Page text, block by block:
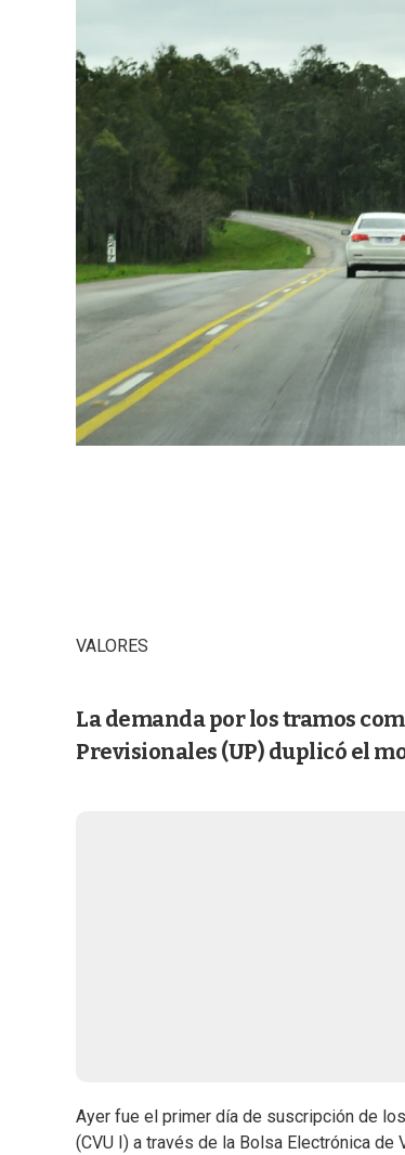
VALORES
La demanda por los tramos
Previsionales (UP) duplicó el
Ayer fue el primer día de suscripción de
(CVU I) a través de la Bolsa Electrónica de